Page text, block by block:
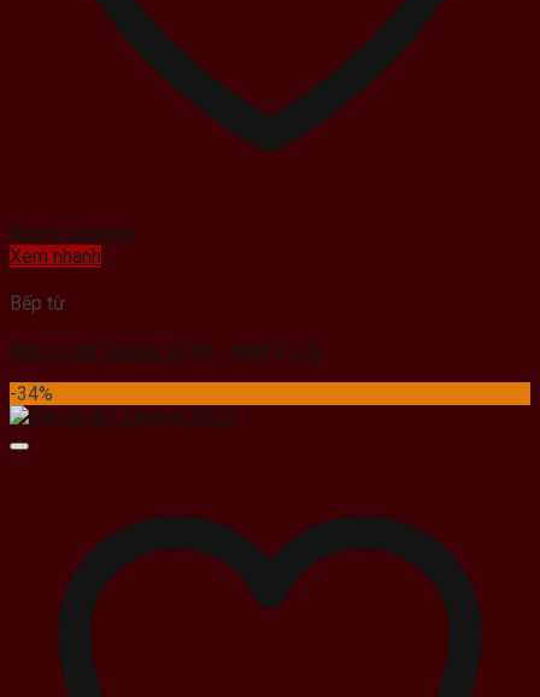
Add to wishlist
Xem nhanh
Bếp từ
Bếp từ đôi Spelier SPM – 988I PLUS
-34%